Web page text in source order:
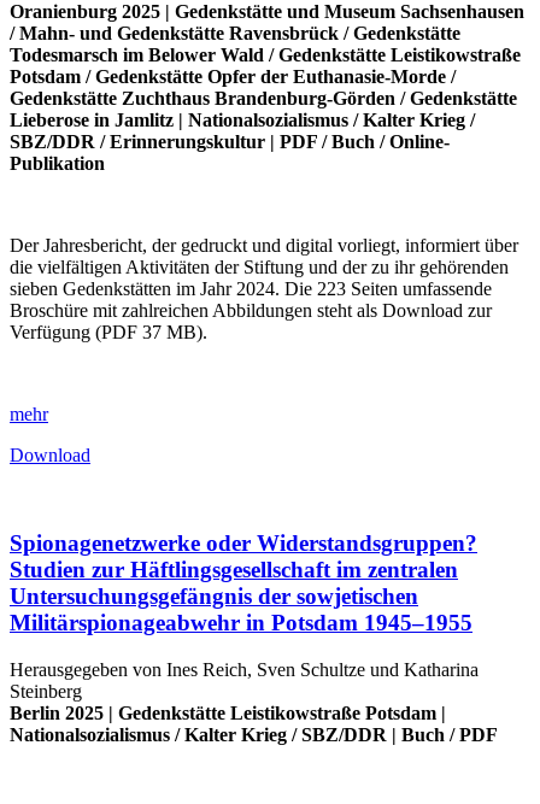
Oranienburg 2025 | Gedenkstätte und Museum Sachsenhausen
/Mahn- und Gedenkstätte Ravensbrück /Gedenkstätte
Todesmarsch im Belower Wald /Gedenkstätte Leistikowstraße
Potsdam /Gedenkstätte Opfer der Euthanasie-Morde /
Gedenkstätte Zuchthaus Brandenburg-Görden /Gedenkstätte
Lieberose in Jamlitz | Nationalsozialismus /Kalter Krieg /
SBZ/DDR /Erinnerungskultur | PDF /Buch /Online-
Publikation
Der Jahresbericht, der gedruckt und digital vorliegt, informiert über
die vielfältigen Aktivitäten der Stiftung und der zu ihr gehörenden
sieben Gedenkstätten im Jahr 2024. Die 223 Seiten umfassende
Broschüre mit zahlreichen Abbildungen steht als Download zur
Verfügung (PDF 37 MB).
mehr
Download
Spionagenetzwerke oder Widerstandsgruppen?
Studien zur Häftlingsgesellschaft im zentralen
Untersuchungsgefängnis der sowjetischen
Militärspionageabwehr in Potsdam 1945–1955
Herausgegeben von Ines Reich, Sven Schultze und Katharina
Steinberg
Berlin 2025 | Gedenkstätte Leistikowstraße Potsdam |
Nationalsozialismus /Kalter Krieg /SBZ/DDR | Buch /PDF